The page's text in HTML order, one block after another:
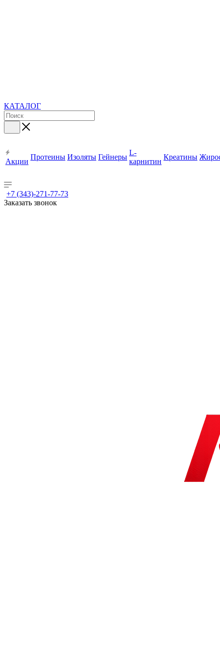
КАТАЛОГ
Акции
Протеины Изоляты Гейнеры
L-
карнитин
Креатины
+7 (343)-271-77-73
Заказать звонок